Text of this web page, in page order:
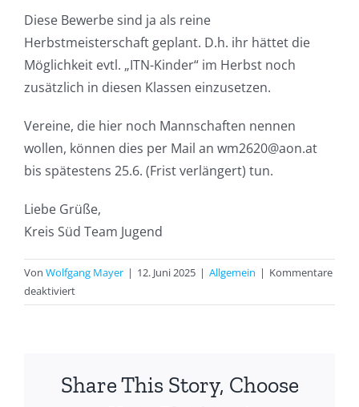
Diese Bewerbe sind ja als reine
Herbstmeisterschaft geplant. D.h. ihr hättet die
Möglichkeit evtl. „ITN-Kinder“ im Herbst noch
zusätzlich in diesen Klassen einzusetzen.
Vereine, die hier noch Mannschaften nennen
wollen, können dies per Mail an wm2620@aon.at
bis spätestens 25.6. (Frist verlängert) tun.
Liebe Grüße,
Kreis Süd Team Jugend
Von Wolfgang Mayer | 12. Juni 2025 | Allgemein | Kommentare
deaktiviertfür
Herbstmeisterschaft
und
Share This Story, Choose